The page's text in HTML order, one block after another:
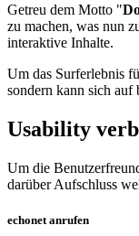
Getreu dem Motto "
zu machen, was nun
interaktive Inhalte.
Um das Surferlebnis
sondern kann sich auf
Usability
Um die
darüber Aufschluss
echonet anrufen